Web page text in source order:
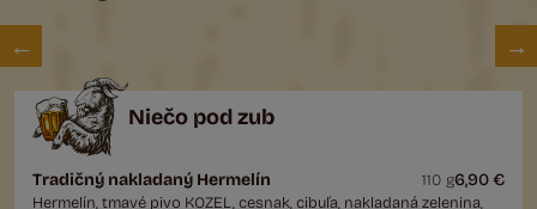
Niečo pod zub
Tradičný nakladaný Hermelín 110 g6,90 €
Hermelín, tmavé pivo KOZEL, cesnak, cibuľa, nakladaná zelenina,